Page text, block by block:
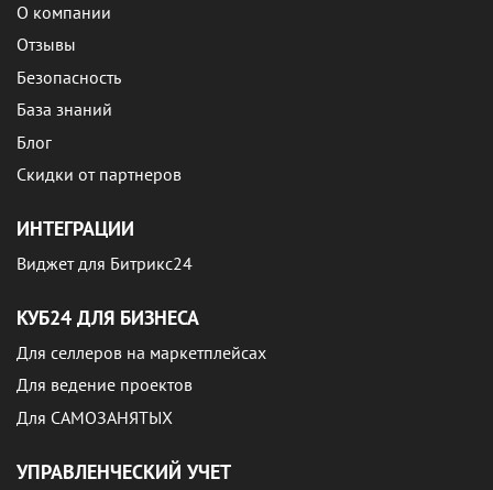
О компании
Отзывы
Безопасность
База знаний
Блог
Скидки от партнеров
ИНТЕГРАЦИИ
Виджет для Битрикс24
КУБ24 ДЛЯ БИЗНЕСА
Для селлеров на маркетплейсах
Для ведение проектов
Для САМОЗАНЯТЫХ
УПРАВЛЕНЧЕСКИЙ УЧЕТ